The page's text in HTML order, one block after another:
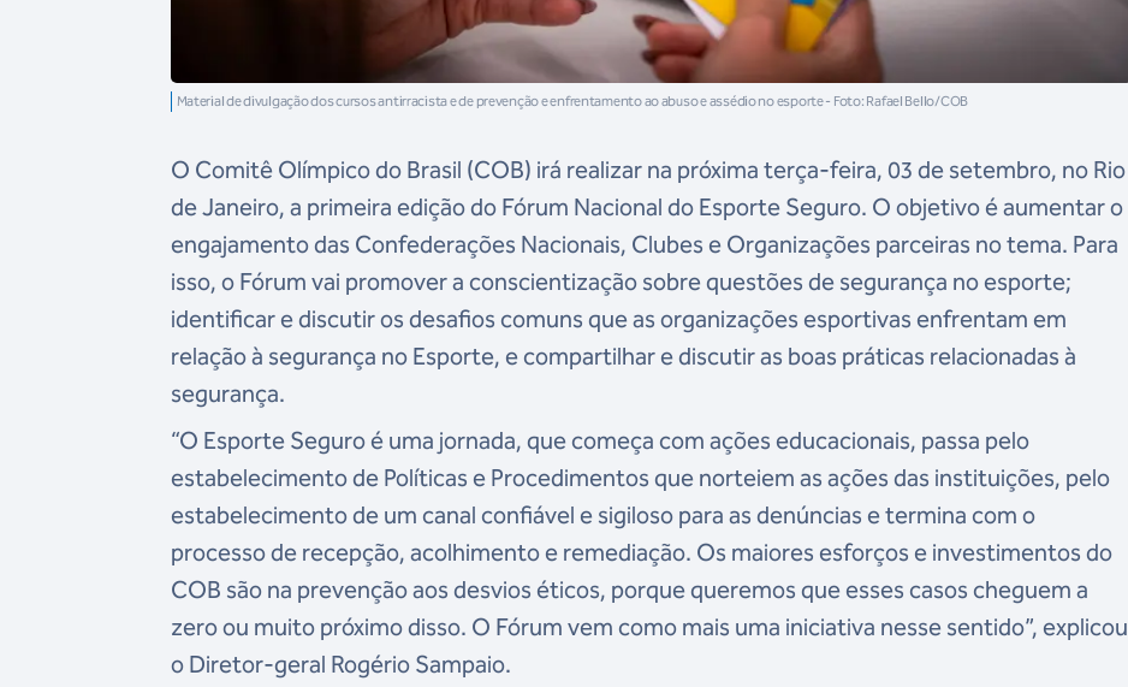
Material de divulgação dos cursos antirracista e de prevenção e enfrentamento ao abuso e assédio no esporte - Foto: Rafael Bello/COB
O Comitê Olímpico do Brasil (COB) irá realizar na próxima terça-feira, 03 de setembro, no Rio
de Janeiro, a primeira edição do Fórum Nacional do Esporte Seguro. O objetivo é aumentar o
engajamento das Confederações Nacionais, Clubes e Organizações parceiras no tema. Para
isso, o Fórum vai promover a conscientização sobre questões de segurança no esporte;
identificar e discutir os desafios comuns que as organizações esportivas enfrentam em
relação à segurança no Esporte, e compartilhar e discutir as boas práticas relacionadas à
segurança.
“O Esporte Seguro é uma jornada, que começa com ações educacionais, passa pelo
estabelecimento de Políticas e Procedimentos que norteiem as ações das instituições, pelo
estabelecimento de um canal confiável e sigiloso para as denúncias e termina com o
processo de recepção, acolhimento e remediação. Os maiores esforços e investimentos do
COB são na prevenção aos desvios éticos, porque queremos que esses casos cheguem a
zero ou muito próximo disso. O Fórum vem como mais uma iniciativa nesse sentido”, explicou
o Diretor-geral Rogério Sampaio.